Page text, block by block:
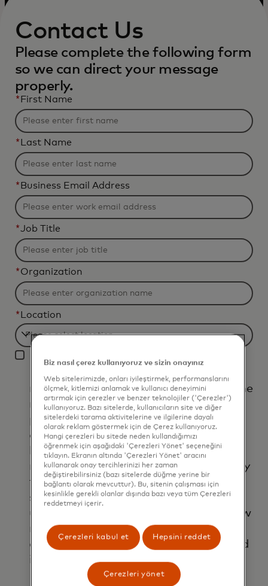
Contact Us
Please complete the following form
so we can direct your message
properly.
* First Name
* Last Name
* Business Email Address
*Job Title
*Organization
* Location
Filtering
will
applied
after
characters.
I agree that Mastercard International
Inc. and its affiliates ('Mastercard')
may use my contact details to send me
marketing communications about its
products, services and events, as well
as other topical business information
by email. If I have shared my phone
number, I confirm that I am also happy
to be contacted by Mastercard for
such marketing purposes by phone. I
understand that I am free to withdraw
my consent at any time, free of
charge, using the opt-out link provided
in each email.
Biz nasıl çerez kullanıyoruz ve sizin onayınız
Web sitelerimizde, onları iyileştirmek, performanslarını
ölçmek, kitlemizi anlamak ve kullanıcı deneyimini
artırmak için çerezler ve benzer teknolojiler ('Çerezler')
kullanıyoruz. Bazı sitelerde, kullanıcıların site ve diğer
sitelerdeki tarama aktivitelerine ve ilgilerine dayalı
olarak reklam göstermek için de Çerez kullanıyoruz.
Hangi çerezleri bu sitede neden kullandığımızı
öğrenmek için aşağıdaki 'Çerezleri Yönet' seçeneğini
tıklayın. Ekranın altında 'Çerezleri Yönet' aracını
kullanarak onay tercihlerinizi her zaman
değiştirebilirsiniz (bazı sitelerde düğme yerine bir
bağlantı olarak mevcuttur). Bu, sitenin çalışması için
kesinlikle gerekli olanlar dışında bazı veya tüm Çerezleri
reddetmeyi içerir.
Çerezleri kabul et Hepsini reddet
Çerezleri yönet